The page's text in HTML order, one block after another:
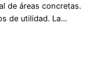
de áreas concretas.
de utilidad. La…